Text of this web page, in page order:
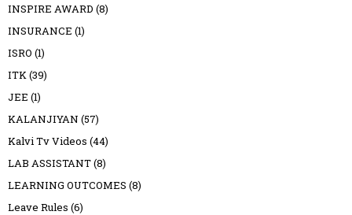
INSPIRE AWARD (8)
INSURANCE (1)
ISRO (1)
ITK(39)
JEE (1)
KALANJIYAN (57)
Kalvi Tv Videos (44)
LAB ASSISTANT(8)
LEARNING OUTCOMES (8)
Leave Rules (6)